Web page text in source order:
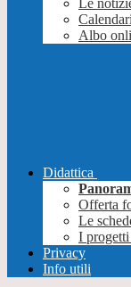
Le
Albo
Didattica
Offerta
Le
I progetti
Privacy
Info utili